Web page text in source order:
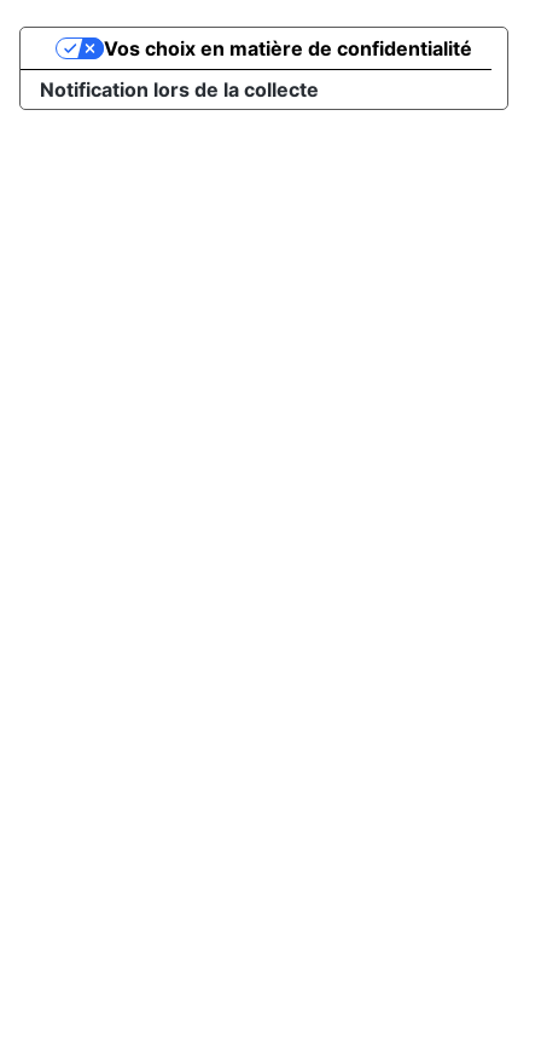
Notification lors de la collecte
Vos choix en matière de confidentialité